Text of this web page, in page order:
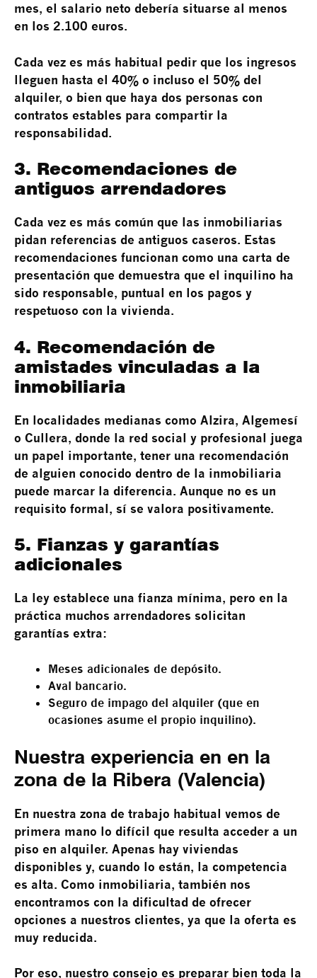
mes, el salario neto debería situarse al menos
en los 2.100 euros.
Cada vez es más habitual pedir que los ingresos
lleguen hasta el 40% o incluso el 50% del
alquiler, o bien que haya dos personas con
contratos estables para compartir la
responsabilidad.
3. Recomendaciones de
antiguos arrendadores
Cada vez es más común que las inmobiliarias
pidan referencias de antiguos caseros. Estas
recomendaciones funcionan como una carta de
presentación que demuestra que el inquilino ha
sido responsable, puntual en los pagos y
respetuoso con la vivienda.
4. Recomendación de
amistades vinculadas a la
inmobiliaria
En localidades medianas como Alzira, Algemesí
o Cullera, donde la red social y profesional juega
un papel importante, tener una recomendación
de alguien conocido dentro de la inmobiliaria
puede marcar la diferencia. Aunque no es un
requisito formal, sí se valora positivamente.
5. Fianzas y garantías
adicionales
La ley establece una fianza mínima, pero en la
práctica muchos arrendadores solicitan
garantías extra:
Meses adicionales de depósito.
Aval bancario.
Seguro de impago del alquiler (que en
ocasiones asume el propio inquilino).
Nuestra experiencia en en la
zona de la Ribera (Valencia)
En nuestra zona de trabajo habitual vemos de
primera mano lo difícil que resulta acceder a un
piso en alquiler. Apenas hay viviendas
disponibles y, cuando lo están, la competencia
es alta. Como inmobiliaria, también nos
encontramos con la dificultad de ofrecer
opciones a nuestros clientes, ya que la oferta es
muy reducida.
Por eso, nuestro consejo es preparar bien toda la